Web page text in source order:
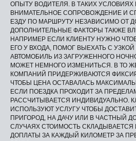
ОПЫТУ ВОДИТЕЛЯ. В ТАКИХ УСЛОВИЯХ
ВНИМАТЕЛЬНОЕ СОПРОВОЖДЕНИЕ И
ЕЗДУ ПО МАРШРУТУ НЕЗАВИСИМО ОТ
ДОПОЛНИТЕЛЬНЫЕ ФАКТОРЫ ТАКЖЕ
НАПРИМЕР ЕСЛИ КЛИЕНТУ НУЖНО
ЕГО У ВХОДА, ПОМОГ ВЫЕХАТЬ С
АВТОМОБИЛЬ ИЗ ЗАГРУЖЕННОГО
МОЖЕТ НЕМНОГО ИЗМЕНИТЬСЯ. В ТО
КОМПАНИЙ ПРИДЕРЖИВАЮТСЯ
ЧТОБЫ ЦЕНА ОСТАВАЛАСЬ
ЕСЛИ ПОЕЗДКА ПРОХОДИТ ЗА
РАССЧИТЫВАЕТСЯ ИНДИВИДУАЛЬНО.
ИСПОЛЬЗУЮТ УСЛУГУ ЧТОБЫ
ПРИГОРОД, НА ДАЧУ ИЛИ В ЧАСТНЫЙ
СЛУЧАЯХ СТОИМОСТЬ СКЛАДЫВАЕТСЯ
ДОПЛАТЫ ЗА КАЖДЫЙ КИЛОМЕТР ЗА